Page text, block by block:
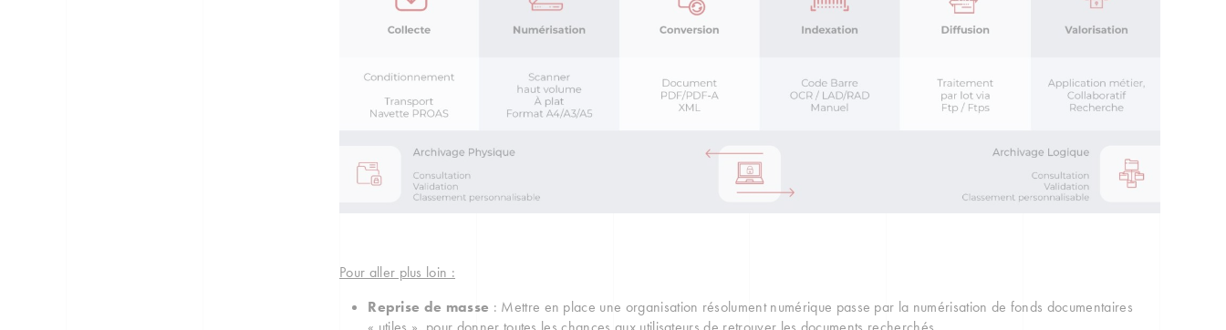
Pour aller plus loin :
Reprise de masse : Mettre en place une organisation résolument numérique passe par la numérisation de fonds documentaires